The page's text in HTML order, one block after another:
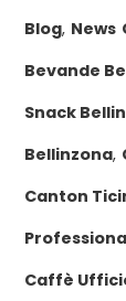
Blog, News
Bevande
Snack
Bellinzona,
Canton
Caffè